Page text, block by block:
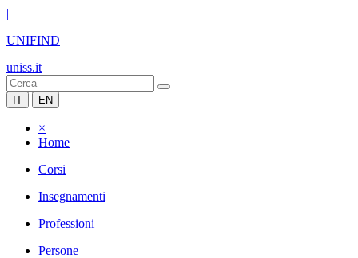
|
UNIFIND
uniss.it
IT EN
×
Home
Corsi
Insegnamenti
Professioni
Persone